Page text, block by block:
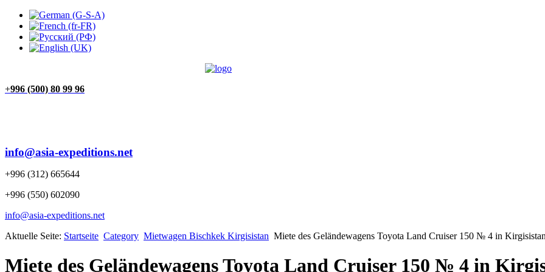
+996 (500) 80 99 96
info@asia-expeditions.net
+996 (312) 665644
+996 (550) 602090
info@asia-expeditions.net
Aktuelle Seite: Startseite Category Mietwagen Bischkek Kirgisistan Miete des Geländewagens Toyota Land Cruiser 150 № 4 in Kirgisistan
Miete des Geländewagens Toyota Land Cruiser 150 № 4 in